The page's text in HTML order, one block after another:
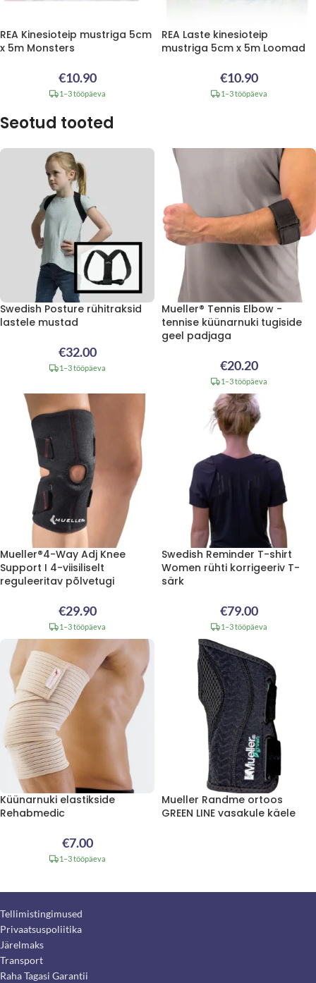
REA Kinesioteip mustriga 5cm
x 5m Monsters
€10.90
1–3 tööpäeva
REA Laste kinesioteip
mustriga 5cm x 5m Loomad
€10.90
1–3 tööpäeva
Seotud tooted
Swedish Posture rühitraksid
lastele mustad
€32.00
1–3 tööpäeva
Mueller® Tennis Elbow -
tennise küünarnuki tugiside
geel padjaga
€20.20
1–3 tööpäeva
Mueller®4-Way Adj Knee
Support I 4-viisiliselt
reguleeritav põlvetugi
€29.90
1–3 tööpäeva
Swedish Reminder T-shirt
Women rühti korrigeeriv T-
särk
€79.00
1–3 tööpäeva
Küünarnuki elastikside
Rehabmedic
€7.00
1–3 tööpäeva
Mueller Randme ortoos
GREEN LINE vasakule käele
Tellimistingimused
Privaatsuspoliitika
Järelmaks
Transport
Raha Tagasi Garantii